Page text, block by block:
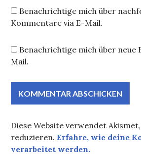
Benachrichtige mich über
Kommentare via E-Mail.
Benachrichtige mich über neue
Mail.
Diese Website verwendet
reduzieren.Erfahre, wie deine
verarbeitet werden.